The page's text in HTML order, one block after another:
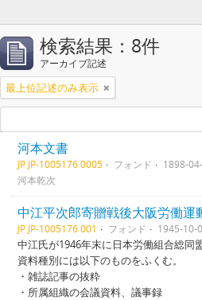
検索結果：8件
アーカイブ記述
最上位記述のみ表示
河本文書
JP JP-1005176 0005 フォンド
1898-
河本乾次
中江平次郎寄贈戦後大阪労働運
JP JP-1005176 001 フォンド 1945-10-
中江氏が1946年末に日本労働組合総同
資料種別には以下のものをふくむ。
・雑誌記事の抜粋
・所属組織の会議資料、議事録